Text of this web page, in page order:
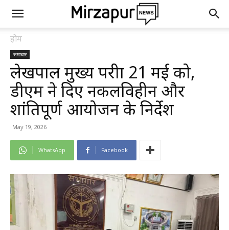
होम
समाचार
लेखपाल मुख्य परीक्षा 21 मई को,
डीएम ने दिए नकलविहीन और
शांतिपूर्ण आयोजन के निर्देश
May 19, 2026
WhatsApp Facebook